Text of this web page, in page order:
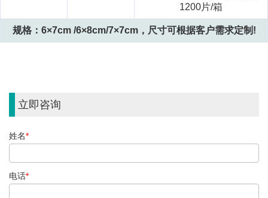
1200片/箱
规格： 6×7cm /6×8cm/7×7cm， 尺寸可根据客户需求定制!
立即咨询
姓名*
电话*